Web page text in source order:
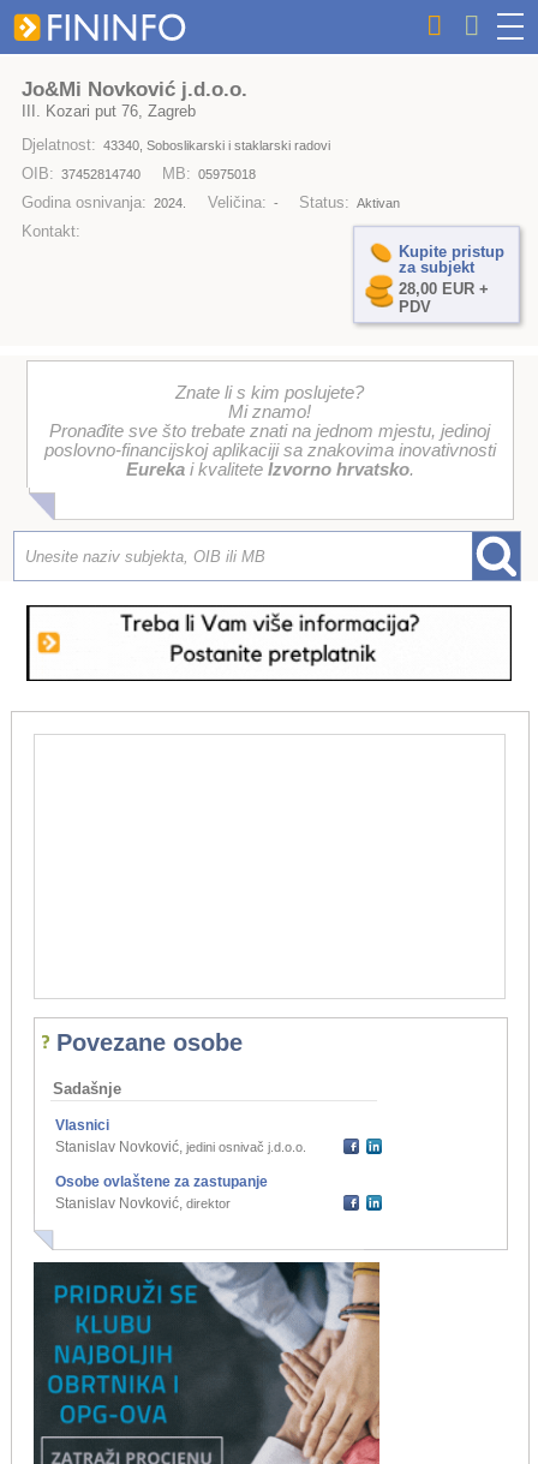
Jo&Mi Novković j.d.o.o.
III. Kozari put 76, Zagreb
Djelatnost: 43340, Soboslikarski i staklarski radovi
OIB: 37452814740 MB: 05975018
Godina osnivanja: 2024. Veličina: - Status: Aktivan
Kontakt:
Kupite pristup
za subjekt
28,00 EUR +
PDV
Znate li s kim poslujete?
Mi znamo!
Pronađite sve što trebate znati na jednom mjestu, jedinoj
poslovno-financijskoj aplikaciji sa znakovima inovativnosti
Eurekai kvalitete Izvorno hrvatsko.
Povezane osobe
Sadašnje
Vlasnici
Stanislav Novković, jedini osnivač j.d.o.o.
Osobe ovlaštene za zastupanje
Stanislav Novković, direktor